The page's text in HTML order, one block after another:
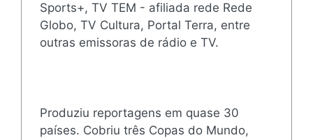
Sports+, TV TEM - afiliada rede Rede
Globo, TV Cultura, Portal Terra, entre
outras emissoras de rádio e TV.
Produziu reportagens em quase 30
países. Cobriu três Copas do Mundo,